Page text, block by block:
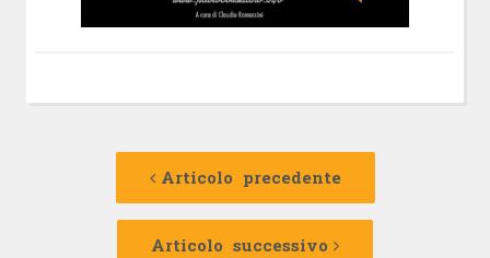
Navigazione
Articolo precedente
Articolo
Articolo successivo
Articolo